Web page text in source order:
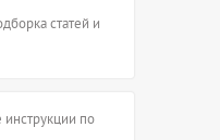
статей и
инструкции по